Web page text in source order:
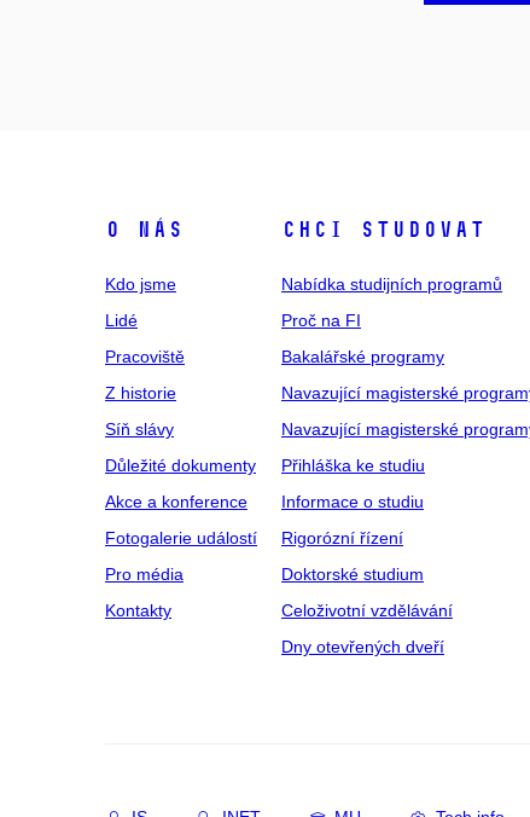
O NÁS
Kdo jsme
Lidé
Pracoviště
Z historie
Síň slávy
Důležité dokumenty
Akce a konference
Fotogalerie událostí
Pro média
Kontakty
CHCI STUDOVAT
Nabídka studijních programů
Proč na FI
Bakalářské programy
Navazující magisterské
Navazující magisterské
Přihláška ke studiu
Informace o studiu
Rigorózní řízení
Doktorské studium
Celoživotní vzdělávání
Dny otevřených dveří